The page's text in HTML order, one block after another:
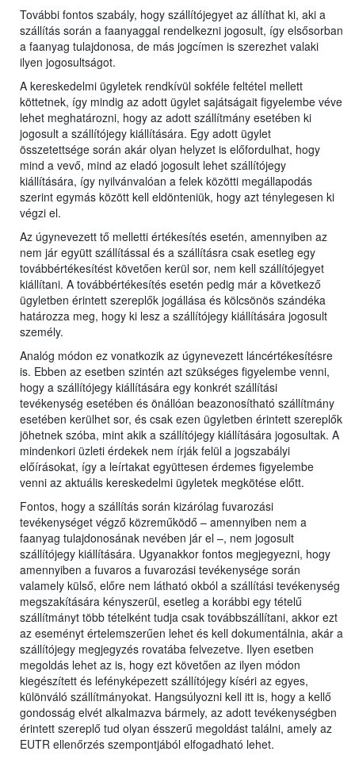
További fontos szabály, hogy szállítójegyet az állíthat ki, aki a
szállítás során a faanyaggal rendelkezni jogosult, így elsősorban
a faanyag tulajdonosa, de más jogcímen is szerezhet valaki
ilyen jogosultságot.
A kereskedelmi ügyletek rendkívül sokféle feltétel mellett
köttetnek, így mindig az adott ügylet sajátságait figyelembe véve
lehet meghatározni, hogy az adott szállítmány esetében ki
jogosult a szállítójegy kiállítására. Egy adott ügylet
összetettsége során akár olyan helyzet is előfordulhat, hogy
mind a vevő, mind az eladó jogosult lehet szállítójegy
kiállítására, így nyilvánvalóan a felek közötti megállapodás
szerint egymás között kell eldönteniük, hogy azt ténylegesen ki
végzi el.
Az úgynevezett tő melletti értékesítés esetén, amennyiben az
nem jár együtt szállítással és a szállításra csak esetleg egy
továbbértékesítést követően kerül sor, nem kell szállítójegyet
kiállítani. A továbbértékesítés esetén pedig már a következő
ügyletben érintett szereplők jogállása és kölcsönös szándéka
határozza meg, hogy ki lesz a szállítójegy kiállítására jogosult
személy.
Analóg módon ez vonatkozik az úgynevezett láncértékesítésre
is. Ebben az esetben szintén azt szükséges figyelembe venni,
hogy a szállítójegy kiállítására egy konkrét szállítási
tevékenység esetében és önállóan beazonosítható szállítmány
esetében kerülhet sor, és csak ezen ügyletben érintett szereplők
jöhetnek szóba, mint akik a szállítójegy kiállítására jogosultak. A
mindenkori üzleti érdekek nem írják felül a jogszabályi
előírásokat, így a leírtakat együttesen érdemes figyelembe
venni az aktuális kereskedelmi ügyletek megkötése előtt.
Fontos, hogy a szállítás során kizárólag fuvarozási
tevékenységet végző közreműködő – amennyiben nem a
faanyag tulajdonosának nevében jár el –, nem jogosult
szállítójegy kiállítására. Ugyanakkor fontos megjegyezni, hogy
amennyiben a fuvaros a fuvarozási tevékenysége során
valamely külső, előre nem látható okból a szállítási tevékenység
megszakítására kényszerül, esetleg a korábbi egy tételű
szállítmányt több tételként tudja csak továbbszállítani, akkor ezt
az eseményt értelemszerűen lehet és kell dokumentálnia, akár a
szállítójegy megjegyzés rovatába felvezetve. Ilyen esetben
megoldás lehet az is, hogy ezt követően az ilyen módon
kiegészített és lefényképezett szállítójegy kíséri az egyes,
különváló szállítmányokat. Hangsúlyozni kell itt is, hogy a kellő
gondosság elvét alkalmazva bármely, az adott tevékenységben
érintett szereplő tud olyan ésszerű megoldást találni, amely az
EUTR ellenőrzés szempontjából elfogadható lehet.